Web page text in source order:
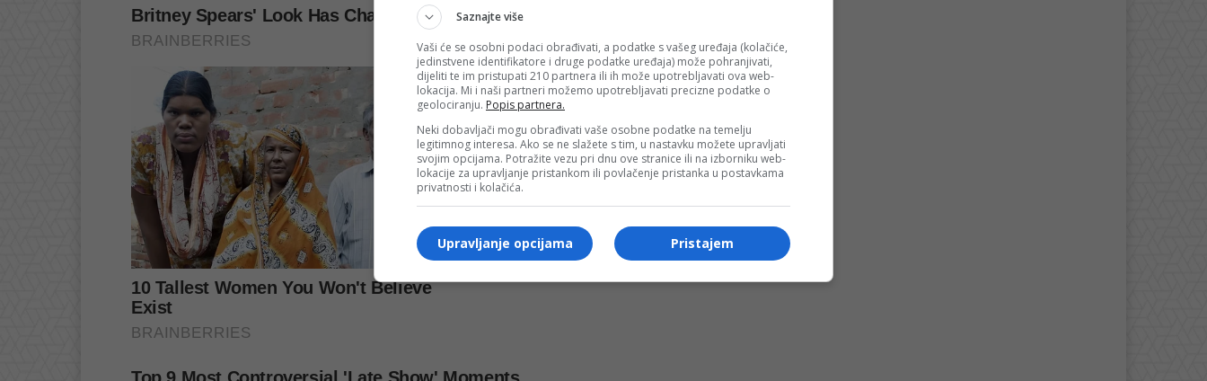
Saznajte više
Vaši će se osobni podaci obrađivati, a podatke s vašeg uređaja (kolačiće,
jedinstvene identifikatore i druge podatke uređaja) može pohranjivati,
dijeliti te im pristupati 210 partnera ili ih može upotrebljavati ova web-
lokacija. Mi i naši partneri možemo upotrebljavati precizne podatke o
geolociranju. Popis partnera.
Neki dobavljači mogu obrađivati vaše osobne podatke na temelju
legitimnog interesa. Ako se ne slažete s tim, u nastavku možete upravljati
svojim opcijama. Potražite vezu pri dnu ove stranice ili na izborniku web-
lokacije za upravljanje pristankom ili povlačenje pristanka u postavkama
privatnosti i kolačića.
Pristajem
Upravljanje opcijama